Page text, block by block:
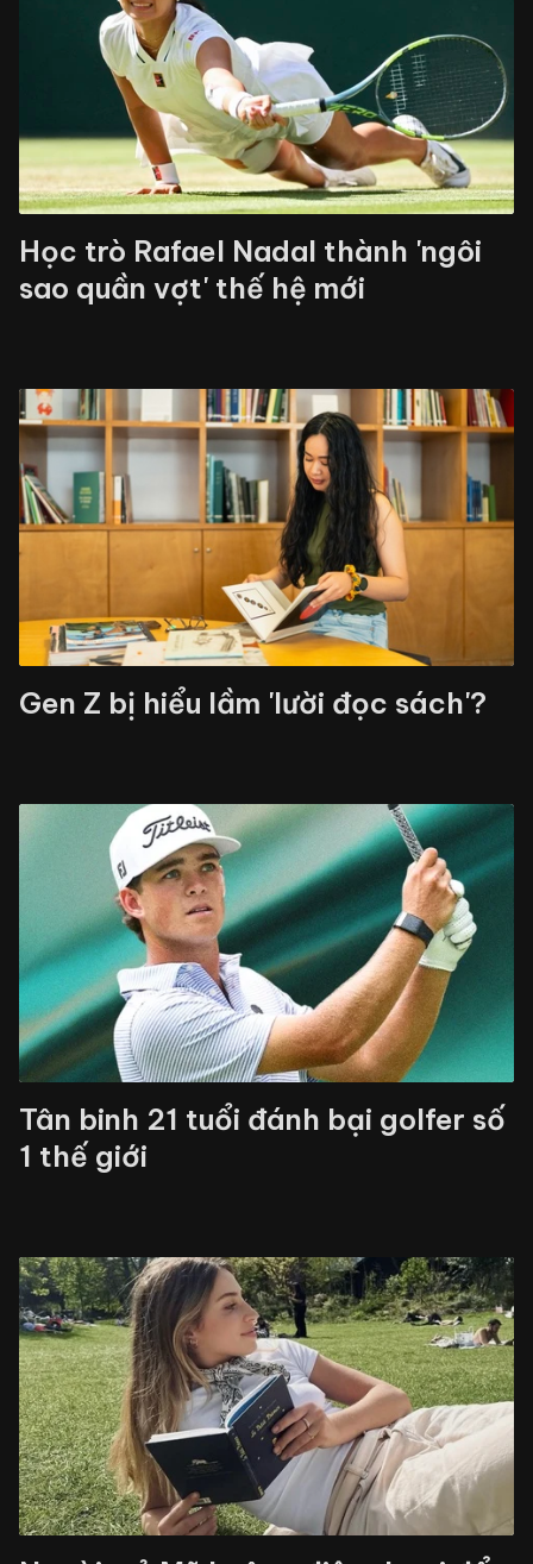
Học trò Rafael Nadal thành 'ngôi
sao quần vợt' thế hệ mới
Gen Z bị hiểu lầm 'lười đọc sách'?
Tân binh 21 tuổi đánh bại golfer số
1 thế giới